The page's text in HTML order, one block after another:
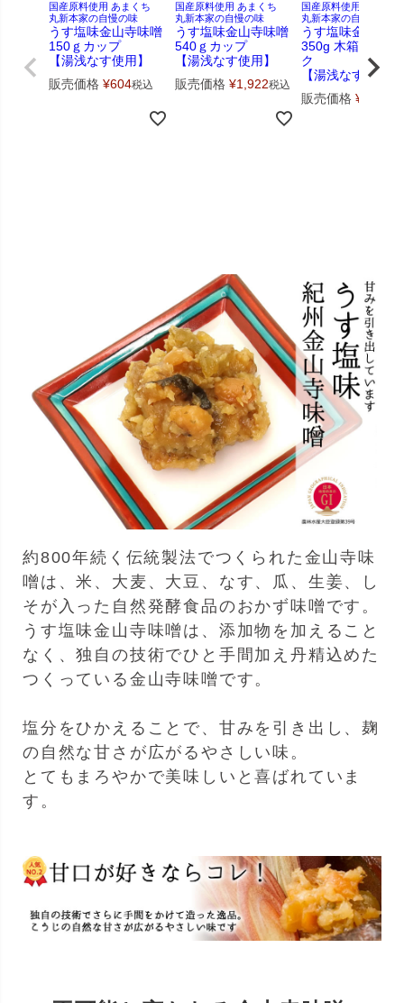
国産原料使用 あまくち
丸新本家の自慢の味
うす塩味金山寺味噌
150ｇカップ
【湯浅なす使用】
販売価格 ¥604税込
国産原料使用 あまくち
丸新本家の自慢の味
うす塩味金山寺味噌
540ｇカップ
【湯浅なす使用】
販売価格 ¥1,922税込
国産原料使用 あまく
丸新本家の自慢の味
うす塩味金山寺
350g 木箱 真空パ
ク
【湯浅なす使用】
販売価格 ¥
約800年続く伝統製法でつくられた金山寺味
噌は、米、大麦、大豆、なす、瓜、生姜、し
そが入った自然発酵食品のおかず味噌です。
うす塩味金山寺味噌は、添加物を加えること
なく、独自の技術でひと手間加え丹精込めた
つくっている金山寺味噌です。
塩分をひかえることで、甘みを引き出し、麹
の自然な甘さが広がるやさしい味。
とてもまろやかで美味しいと喜ばれていま
す。